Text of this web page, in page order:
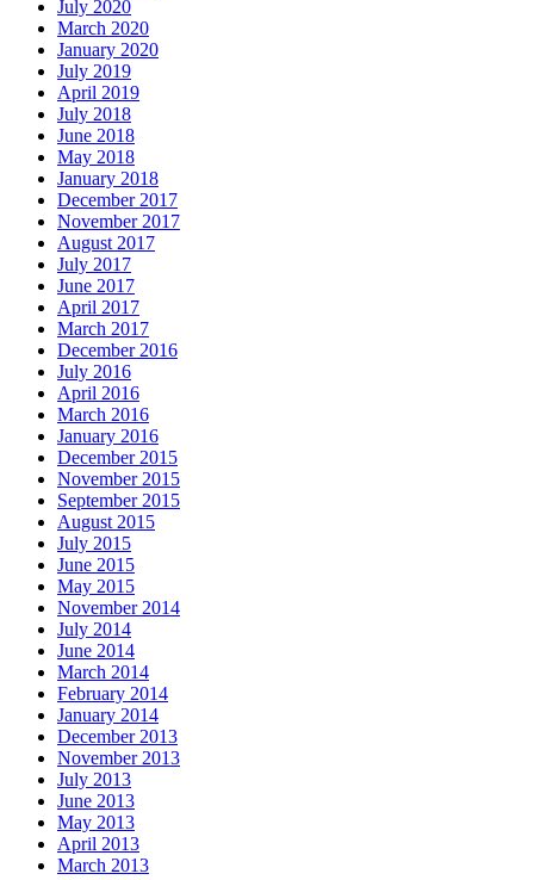
July 2020
March 2020
January 2020
July 2019
April 2019
July 2018
June 2018
May 2018
January 2018
December 2017
November 2017
August 2017
July 2017
June 2017
April 2017
March 2017
December 2016
July 2016
April 2016
March 2016
January 2016
December 2015
November 2015
September 2015
August 2015
July 2015
June 2015
May 2015
November 2014
July 2014
June 2014
March 2014
February 2014
January 2014
December 2013
November 2013
July 2013
June 2013
May 2013
April 2013
March 2013